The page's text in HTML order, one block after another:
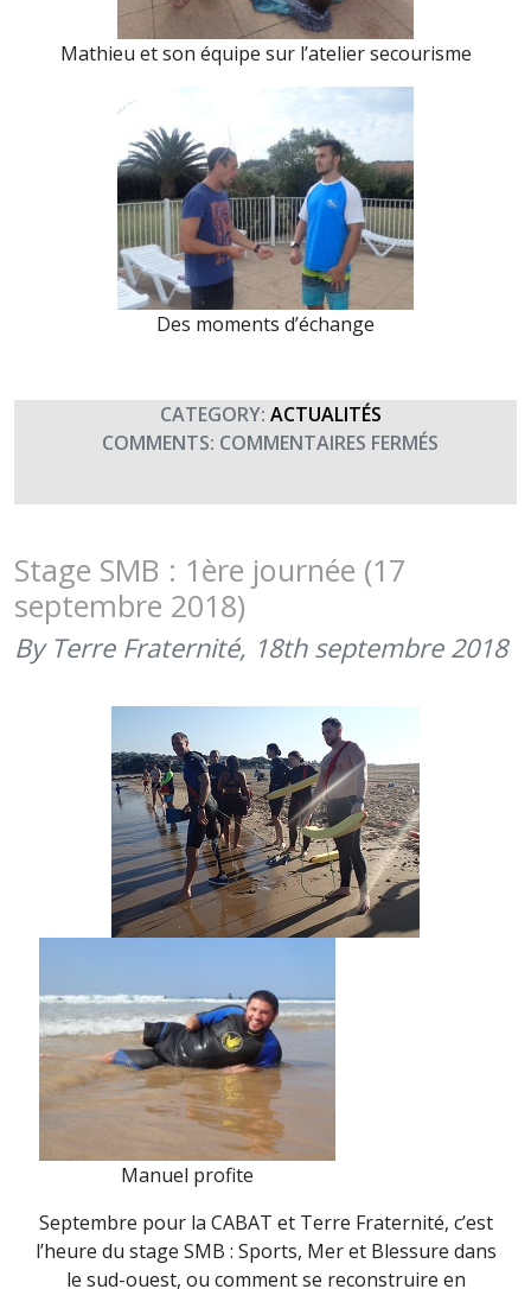
Mathieu et son équipe sur l’atelier secourisme
Des moments d’échange
CATEGORY: ACTUALITÉS
COMMENTS: COMMENTAIRES FERMÉS
:
MOLKKY
Stage SMB : 1ère journée (17
septembre 2018)
By Terre Fraternité, 18th septembre 2018
Manuel profite
Septembre pour la CABAT et Terre Fraternité, c’est
l’heure du stage SMB : Sports, Mer et Blessure dans
le sud-ouest, ou comment se reconstruire en